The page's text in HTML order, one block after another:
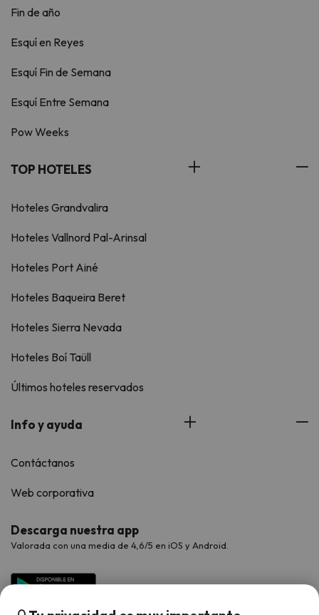
Fin de año
Esquí en Reyes
Esquí Fin de Semana
Esquí Entre Semana
Pow Weeks
TOP HOTELES
Hoteles Grandvalira
Hoteles Vallnord Pal-Arinsal
Hoteles Port Ainé
Hoteles Baqueira Beret
Hoteles Sierra Nevada
Hoteles Boí Taüll
Últimos hoteles reservados
Info y ayuda
Contáctanos
Web corporativa
Descarga nuestra app
Valorada con una media de 4,6/5 en iOS y Android.